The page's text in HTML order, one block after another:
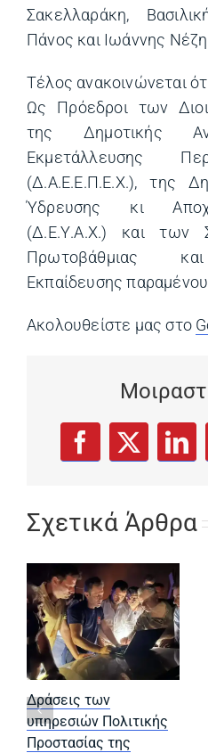
Σακελλαράκη,
Πάνος και Ιωάννης
Τέλος ανακοινώνεται
Ως Πρόεδροι των
της Δημοτικής
Εκμετάλλευσης
(Δ.Α.Ε.Ε.Π.Ε.Χ.), της
Ύδρευσης κι
(Δ.Ε.Υ.Α.Χ.) και των
Πρωτοβάθμιας
Εκπαίδευσης παραμένουν
Ακολουθείστε μας στο
Facebook
(opens in a
X
(opens in
Σχετικά Άρθρα
Δράσεις των
υπηρεσιών Πολιτικής
Προστασίας της